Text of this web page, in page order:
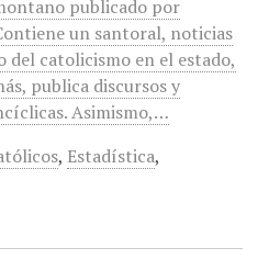
publicado por
un santoral, noticias
del catolicismo en el estado,
publica discursos y
Asimismo,…
, Estadística,